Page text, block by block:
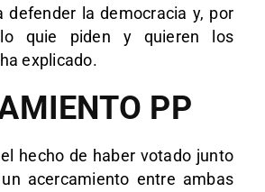
defender la democracia y, por
quie piden y quieren los
explicado.
PP
hecho de haber votado junto
acercamiento entre ambas